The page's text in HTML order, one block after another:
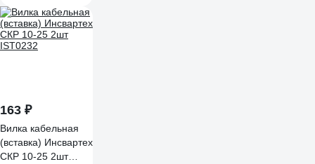
16-0775
163 ₽
Вилка кабельная
(вставка) Инсвартех
СКР 10-25 2шт